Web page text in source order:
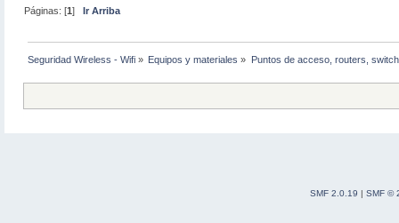
Páginas: [1]Ir Arriba
Seguridad Wireless - Wifi » Equipos y materiales » Puntos de acceso, routers,
SMF 2.0.19 | SMF ©